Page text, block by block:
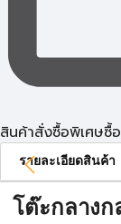
สินค้าสั่งซื้อพิเศษซื้
รายละเอียดสินค้า
โต๊ะกลาง